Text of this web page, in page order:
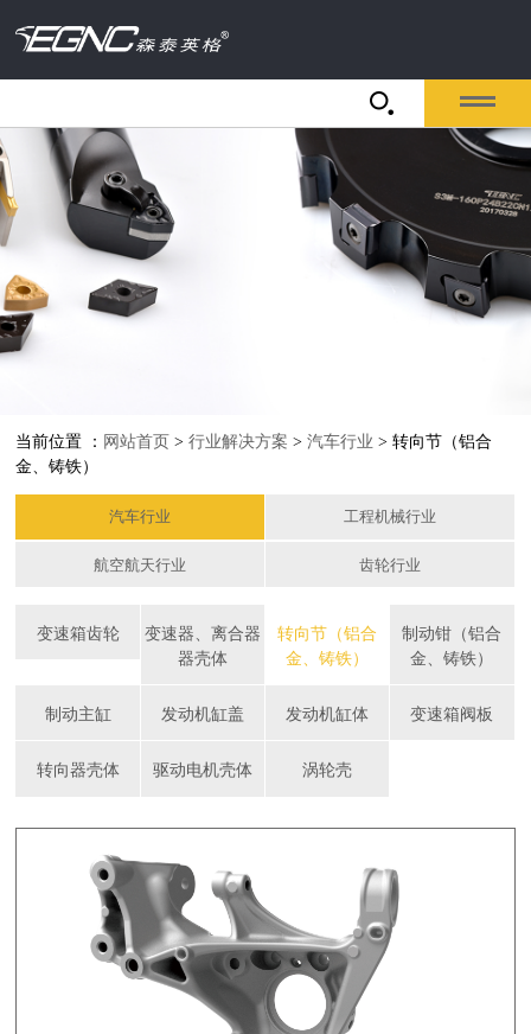
当前位置 ： 网站首页 >行业解决方案 >汽车行业 > 转向节（铝合
金、铸铁）
汽车行业 工程机械行业
航空航天行业 齿轮行业
变速箱齿轮
变速器、离合器
器壳体
转向节（铝合
金、铸铁）
制动钳（铝合
金、铸铁）
制动主缸 发动机缸盖 发动机缸体 变速箱阀板
转向器壳体 驱动电机壳体 涡轮壳